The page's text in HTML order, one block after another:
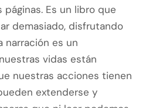
Es un libro que
demasiado, disfrutando
narración es un
vidas están
nuestras acciones tienen
extenderse y